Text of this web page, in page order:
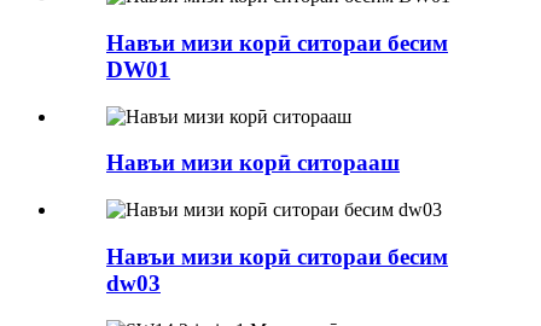
Навъи мизи корӣ ситораи бесим
DW01
Навъи мизи корӣ ситорааш
Навъи мизи корӣ ситораи бесим
dw03